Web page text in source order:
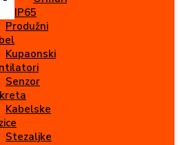
IP65
Produžni
Kupaonski
Senzor
Kabelske
Stezaljke